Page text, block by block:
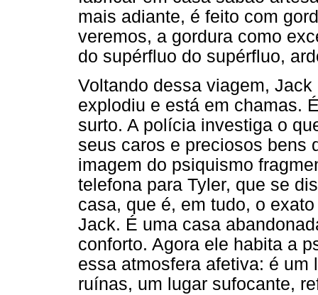
mais adiante, é feito com
veremos, a gordura como
do supérfluo do supérfluo,
Voltando dessa viagem,
explodiu e está em chamas.
surto. A polícia investiga o
seus caros e preciosos bens
imagem do psiquismo
telefona para Tyler, que se
casa, que é, em tudo, o
Jack. É uma casa
conforto. Agora ele habita a
essa atmosfera afetiva: é um
ruínas, um lugar sufocante,